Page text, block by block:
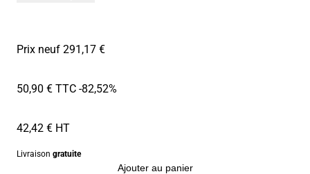
Prix neuf 291,17 €
50,90 € TTC-82,52%
42,42 € HT
Livraison gratuite
Ajouter au panier